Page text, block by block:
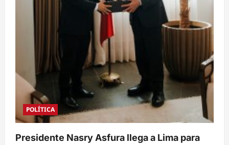
POLÍTICA
Presidente Nasry Asfura llega a Lima para